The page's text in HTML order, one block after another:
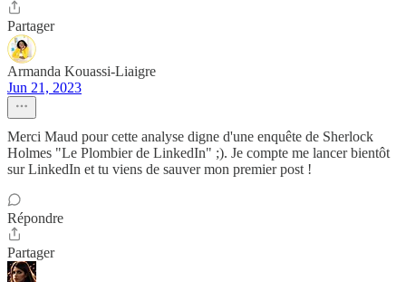
Partager
Armanda Kouassi-Liaigre
Jun 21, 2023
Merci Maud pour cette analyse digne d'une enquête de Sherlock
Holmes "Le Plombier de LinkedIn" ;). Je compte me lancer bientôt
sur LinkedIn et tu viens de sauver mon premier post !
Répondre
Partager